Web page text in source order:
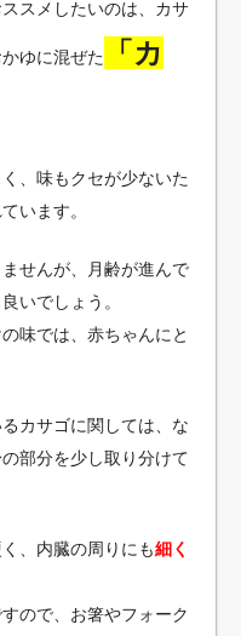
スメしたいのは、カサ
ゆに混ぜた
「カ
、味もクセが少ないた
います。
せんが、月齢が進んで
いでしょう。
味では、赤ちゃんにと
カサゴに関しては、な
部分を少し取り分けて
、内臓の周りにも細く
ので、お箸やフォーク